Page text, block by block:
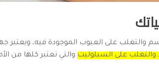
والتغلب على العيوب الموجودة فيه، ويعتبر
على السيلوليت والتي تعتبر كلها من